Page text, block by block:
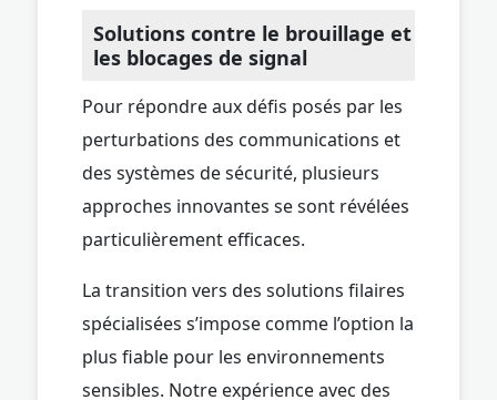
Solutions contre le brouillage et
les blocages de signal
Pour répondre aux défis posés par les
perturbations des communications et
des systèmes de sécurité, plusieurs
approches innovantes se sont révélées
particulièrement efficaces.
La transition vers des solutions filaires
spécialisées s’impose comme l’option la
plus fiable pour les environnements
sensibles. Notre expérience avec des